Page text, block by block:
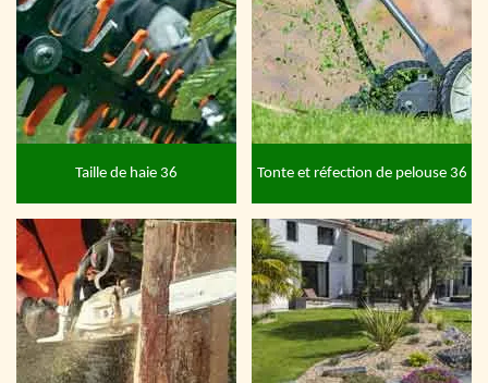
Taille de haie 36 Tonte et réfection de pelouse 36